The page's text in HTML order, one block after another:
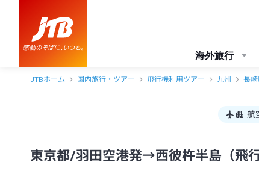
海外旅行
JTBホーム 国内旅行・ツアー 飛行機利用ツアー 九州 長
航
東京都/羽田空港発→西彼杵半島（飛